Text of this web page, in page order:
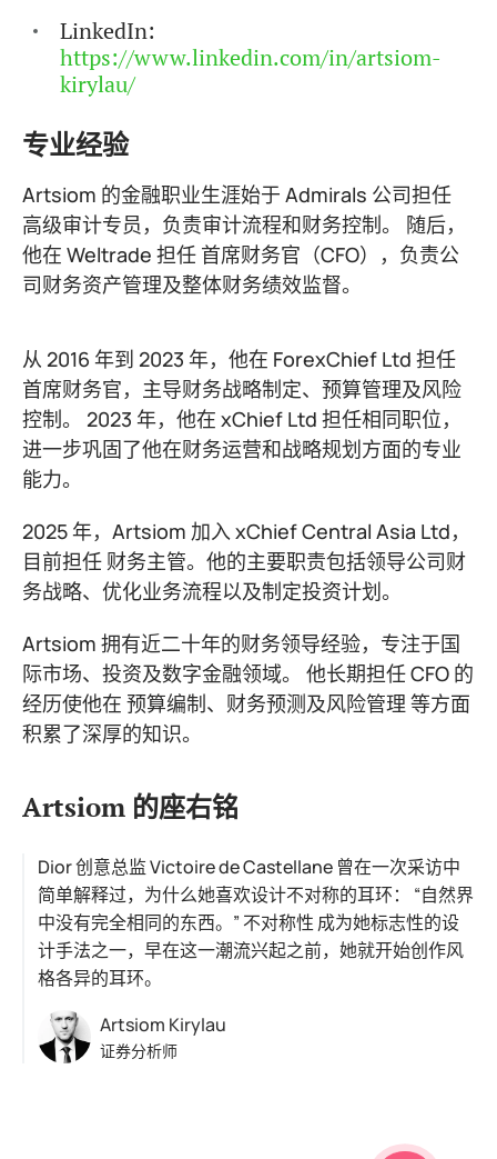
LinkedIn:
https://www.linkedin.com/in/artsiom-
kirylau/
专业经验
Artsiom 的金融职业生涯始于 Admirals 公司担任
高级审计专员，负责审计流程和财务控制。 随后，
他在 Weltrade 担任 首席财务官（CFO），负责公
司财务资产管理及整体财务绩效监督。
从 2016 年到 2023 年，他在 ForexChief Ltd 担任
首席财务官，主导财务战略制定、预算管理及风险
控制。 2023 年，他在 xChief Ltd 担任相同职位，
进一步巩固了他在财务运营和战略规划方面的专业
能力。
2025 年，Artsiom 加入 xChief Central Asia Ltd，
目前担任 财务主管。他的主要职责包括领导公司财
务战略、优化业务流程以及制定投资计划。
Artsiom 拥有近二十年的财务领导经验，专注于国
际市场、投资及数字金融领域。 他长期担任 CFO 的
经历使他在 预算编制、财务预测及风险管理 等方面
积累了深厚的知识。
Artsiom 的座右铭
Dior 创意总监 Victoire de Castellane 曾在一次采访中
简单解释过，为什么她喜欢设计不对称的耳环： “自然界
中没有完全相同的东西。” 不对称性 成为她标志性的设
计手法之一，早在这一潮流兴起之前，她就开始创作风
格各异的耳环。
Artsiom Kirylau
证券分析师